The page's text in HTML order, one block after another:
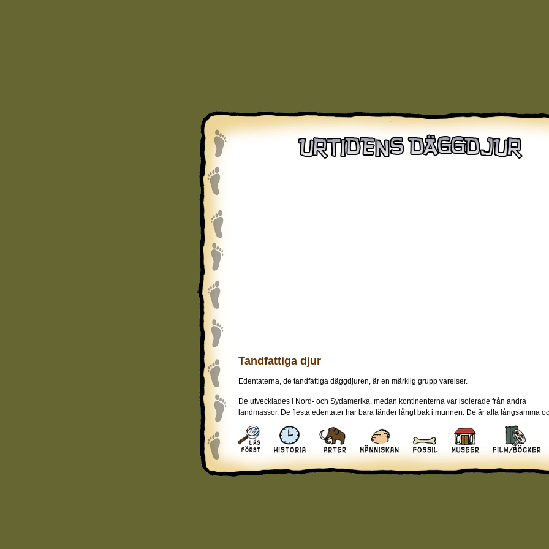
Tandfattiga djur
Edentaterna, de tandfattiga däggdjuren, är en märklig grupp varelser.
De utvecklades i Nord- och Sydamerika, medan kontinenterna var isolerade från andra
landmassor. De flesta edentater har bara tänder långt bak i munnen. De är alla långsamma
hade liten hjärna.
Idag utgörs edentaterna av myrslokar, bältdjur, myrkottar och sengångare. Urtidens edentater
kunde delas upp i två typer, jättebältorna och jättetrögdjuren. Man gissar att de var allätare,
som slukade kadaver lika gärna som gräs.